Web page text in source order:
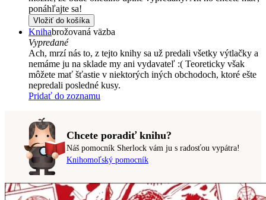
ponáhľajte sa!
Vložiť do košíka
Knihabrožovaná väzba
Vypredané
Ach, mrzí nás to, z tejto knihy sa už predali všetky výtlačky a
nemáme ju na sklade my ani vydavateľ :( Teoreticky však
môžete mať šťastie v niektorých iných obchodoch, ktoré ešte
nepredali posledné kusy.
Pridať do zoznamu
Chcete poradiť knihu?
Náš pomocník Sherlock vám ju s radosťou vypátra!
Knihomoľský pomocník